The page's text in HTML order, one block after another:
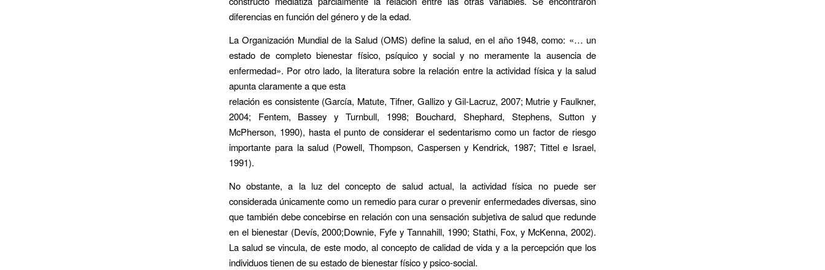
diferencias en función del género y de la edad.
La Organización Mundial de la Salud (OMS) define la salud, en el año 1948, como: «… un
estado de completo bienestar físico, psíquico y social y no meramente la ausencia de
enfermedad». Por otro lado, la literatura sobre la relación entre la actividad física y la salud
apunta claramente a que esta
relación es consistente (García, Matute, Tifner, Gallizo y Gil-Lacruz, 2007; Mutrie y Faulkner,
2004; Fentem, Bassey y Turnbull, 1998; Bouchard, Shephard, Stephens, Sutton y
McPherson, 1990), hasta el punto de considerar el sedentarismo como un factor de riesgo
importante para la salud (Powell, Thompson, Caspersen y Kendrick, 1987; Tittel e Israel,
1991).
No obstante, a la luz del concepto de salud actual, la actividad física no puede ser
considerada únicamente como un remedio para curar o prevenir enfermedades diversas, sino
que también debe concebirse en relación con una sensación subjetiva de salud que redunde
en el bienestar (Devís, 2000;Downie, Fyfe y Tannahill, 1990; Stathi, Fox, y McKenna, 2002).
La salud se vincula, de este modo, al concepto de calidad de vida y a la percepción que los
individuos tienen de su estado de bienestar físico y psico-social.